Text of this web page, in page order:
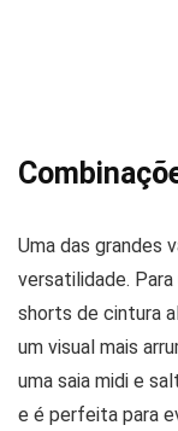
Uma das grandes
versatilidade.
shorts de cintura
um visual mais
uma saia midi e
e é perfeita para